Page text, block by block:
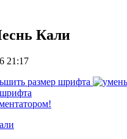
Кали
21:17
размер шрифта